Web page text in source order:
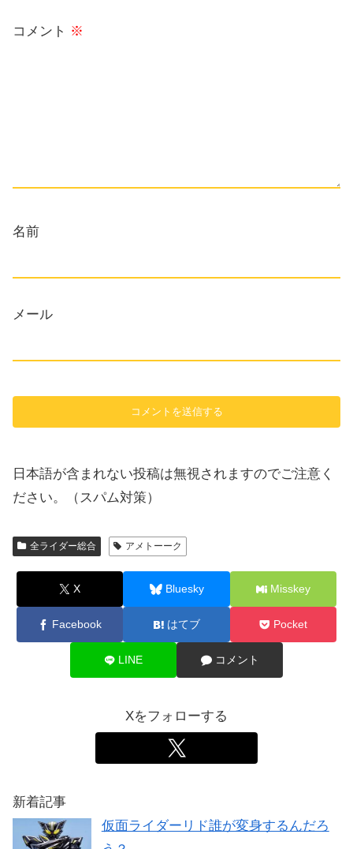
コメント ※
名前
メール
日本語が含まれない投稿は無視されますのでご注意く
ださい。（スパム対策）
全ライダー総合 アメトーーク
X Bluesky Misskey
Facebook はてブ Pocket
LINE コメント
Xをフォローする
新着記事
仮面ライダーリド誰が変身するんだろ